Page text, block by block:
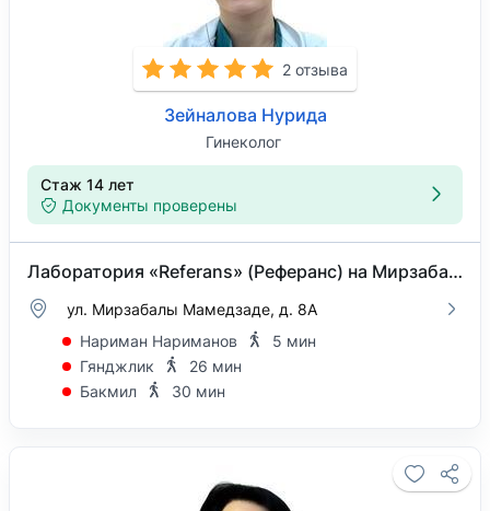
2 отзыва
Зейналова Нурида
Гинеколог
Стаж 14 лет
Документы проверены
Лаборатория «Referans» (Реферанс) на Мирзабалы Мамедзаде
ул. Мирзабалы Мамедзаде, д. 8А
Нариман Нариманов
5 мин
Гянджлик
26 мин
Бакмил
30 мин